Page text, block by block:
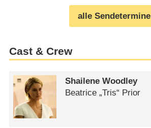
alle Sendetermine
Cast & Crew
Shailene Woodley
Beatrice „Tris“ Prior